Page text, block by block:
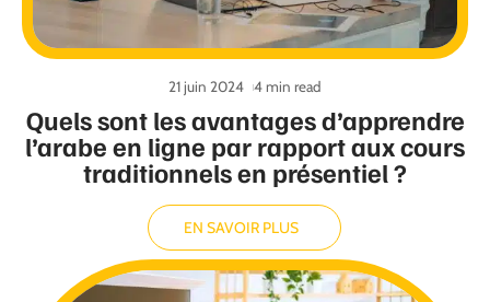
Quels sont les avantages d’apprendre
l’arabe en ligne par rapport aux cours
traditionnels en présentiel ?
21 juin 2024 4 min read
EN SAVOIR PLUS